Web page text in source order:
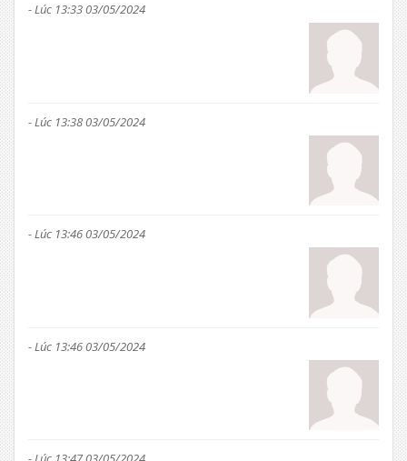
- Lúc 13:33 03/05/2024
- Lúc 13:38 03/05/2024
- Lúc 13:46 03/05/2024
- Lúc 13:46 03/05/2024